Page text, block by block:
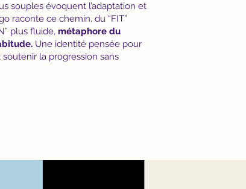
souples évoquent l’adaptation et
raconte ce chemin, du “FIT”
plus fluide, métaphore du
Une identité pensée pour
la progression sans